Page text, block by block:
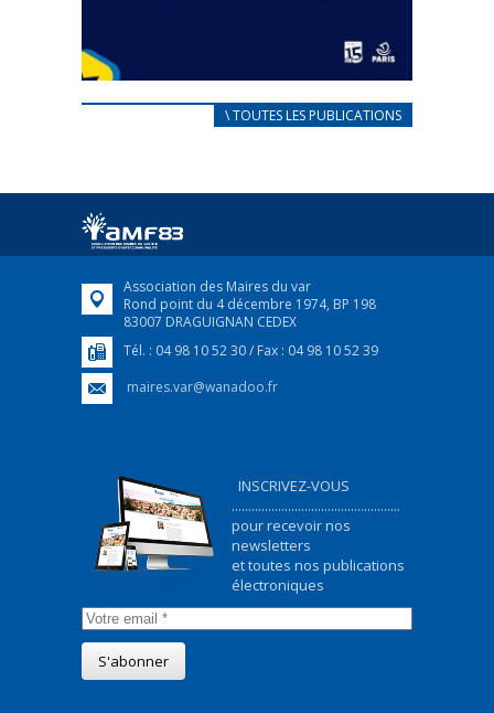
CARNET D’ACCUEIL
Afin d’accompagner au mieux les réfugiés
FEUILLETER
\ TOUTES LES PUBLICATIONS
Association des Maires du var
Rond point du 4 décembre 1974, BP 198
83007 DRAGUIGNAN CEDEX
Tél. : 04 98 10 52 30 / Fax : 04 98 10 52 39
maires.var@wanadoo.fr
INSCRIVEZ-VOUS
...................................................
pour recevoir nos
newsletters
et toutes nos publications
électroniques